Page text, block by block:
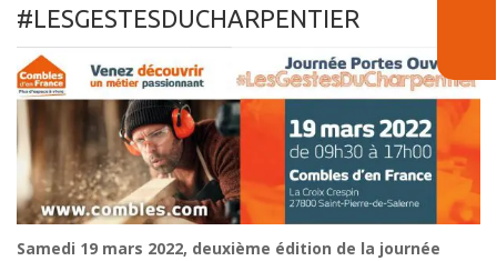
#LESGESTESDUCHARPENTIER
Samedi 19 mars 2022, deuxième édition de la journée